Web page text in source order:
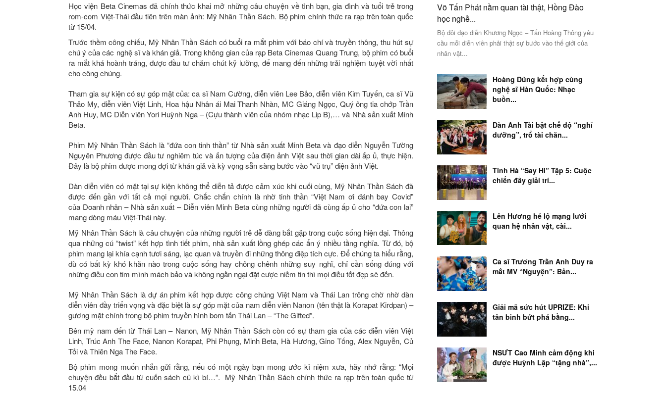
Học viện Beta Cinemas đã chính thức khai mở những câu chuyện về tình bạn, gia đình và tuổi trẻ trong
rom-com Việt-Thái đầu tiên trên màn ảnh: Mỹ Nhân Thần Sách. Bộ phim chính thức ra rạp trên toàn quốc
từ 15/04.
Trước thềm công chiếu, Mỹ Nhân Thần Sách có buổi ra mắt phim với báo chí và truyền thông, thu hút sự
chú ý của các nghệ sĩ và khán giả. Trong không gian của rạp Beta Cinemas Quang Trung, bộ phim có buổi
ra mắt khá hoành tráng, được đầu tư chăm chút kỹ lưỡng, để mang đến những trải nghiệm tuyệt vời nhất
cho công chúng.
Tham gia sự kiện có sự góp mặt của: ca sĩ Nam Cường, diễn viên Lee Bảo, diễn viên Kim Tuyến, ca sĩ Vũ
Thảo My, diễn viên Việt Linh, Hoa hậu Nhân ái Mai Thanh Nhàn, MC Giáng Ngọc, Quý ông tia chớp Trần
Anh Huy, MC Diễn viên Yori Huỳnh Nga – (Cựu thành viên của nhóm nhạc Lip B),… và Nhà sản xuất Minh
Beta.
Phim Mỹ Nhân Thần Sách là “đứa con tinh thần” từ Nhà sản xuất Minh Beta và đạo diễn Nguyễn Tường
Nguyên Phương được đầu tư nghiêm túc và ấn tượng của điện ảnh Việt sau thời gian dài ấp ủ, thực hiện.
Đây là bộ phim được mong đợi từ khán giả và kỳ vọng sẵn sàng bước vào “vũ trụ” điện ảnh Việt.
Dàn diễn viên có mặt tại sự kiện không thể diễn tả được cảm xúc khi cuối cùng, Mỹ Nhân Thần Sách đã
được đến gần với tất cả mọi người. Chắc chắn chính là nhờ tinh thần “Việt Nam ơi đánh bay Covid”
của Doanh nhân – Nhà sản xuất – Diễn viên Minh Beta cùng những người đã cùng ấp ủ cho “đứa con lai”
mang dòng máu Việt-Thái này.
Mỹ Nhân Thần Sách là câu chuyện của những người trẻ dễ dàng bắt gặp trong cuộc sống hiện đại. Thông
qua những cú “twist” kết hợp tình tiết phim, nhà sản xuất lồng ghép các ẩn ý nhiều tầng nghĩa. Từ đó, bộ
phim mang lại khía cạnh tươi sáng, lạc quan và truyền đi những thông điệp tích cực. Để chúng ta hiểu rằng,
dù có bất kỳ khó khăn nào trong cuộc sống hay chông chênh những suy nghĩ, chỉ cần sống đúng với
những điều con tim mình mách bảo và không ngần ngại đặt cược niềm tin thì mọi điều tốt đẹp sẽ đến.
Mỹ Nhân Thần Sách là dự án phim kết hợp được công chúng Việt Nam và Thái Lan trông chờ nhờ dàn
diễn viên đầy triển vọng và đặc biệt là sự góp mặt của nam diễn viên Nanon (tên thật là Korapat Kirdpan) –
gương mặt chính trong bộ phim truyền hình bom tấn Thái Lan – “The Gifted”.
Bên mỹ nam đến từ Thái Lan – Nanon, Mỹ Nhân Thần Sách còn có sự tham gia của các diễn viên Việt
Linh, Trúc Anh The Face, Nanon Korapat, Phi Phụng, Minh Beta, Hà Hương, Gino Tống, Alex Nguyễn, Củ
Tỏi và Thiên Nga The Face.
Bộ phim mong muốn nhắn gửi rằng, nếu có một ngày bạn mong ước kỉ niệm xưa, hãy nhớ rằng: “Mọi
chuyện đều bắt đầu từ cuốn sách cũ kì bí…”. Mỹ Nhân Thần Sách chính thức ra rạp trên toàn quốc từ
15.04
Võ Tấn Phát nằm quan tài thật, Hồng Đào
học nghề...
Bộ đôi đạo diễn Khương Ngọc – Tấn Hoàng Thông yêu
cầu mỗi diễn viên phải thật sự bước vào thế giới của
nhân vật...
Hoàng Dũng kết hợp cùng
nghệ sĩ Hàn Quốc: Nhạc
buồn...
Dàn Anh Tài bật chế độ “nghỉ
dưỡng”, trổ tài chăn...
Tinh Hà “Say Hi” Tập 5: Cuộc
chiến đầy giải trí...
Lên Hương hé lộ mạng lưới
quan hệ nhân vật, cài...
Ca sĩ Trương Trần Anh Duy ra
mắt MV “Nguyện”: Bản...
Giải mã sức hút UPRIZE: Khi
tân binh bứt phá bằng...
NSƯT Cao Minh cảm động khi
được Huỳnh Lập “tặng nhà”,...